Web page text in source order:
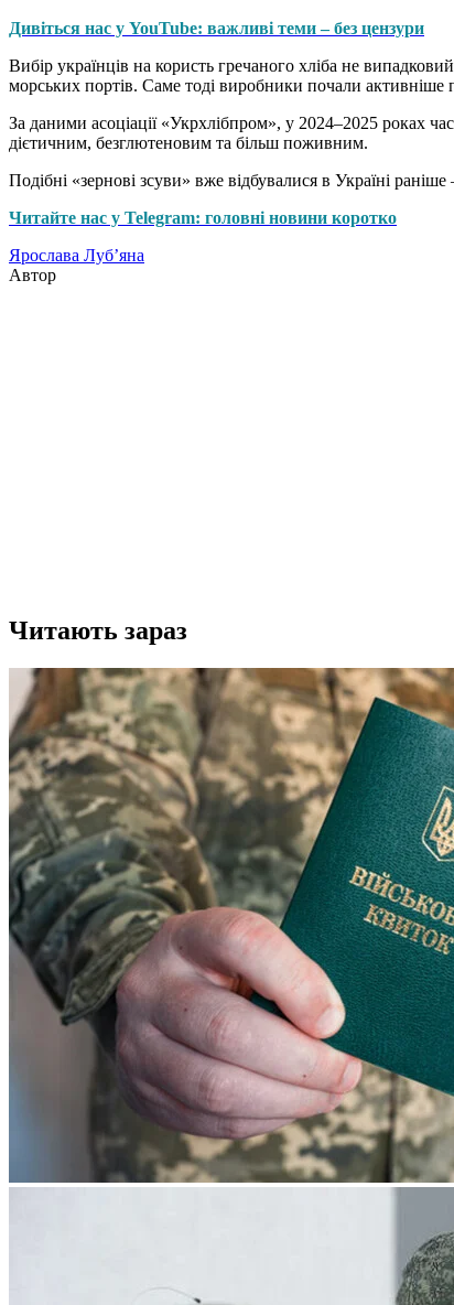
Дивіться нас у YouTube: важливі теми – без цензури
Вибір українців на користь гречаного хліба не
морських портів. Саме тоді виробники почали активніше
За даними асоціації «Укрхлібпром», у 2024–2025 роках
дієтичним, безглютеновим та більш поживним.
Подібні «зернові зсуви» вже відбувалися в Україні
Читайте нас у Telegram: головні новини коротко
Ярослава Луб’яна
Автор
Читають зараз